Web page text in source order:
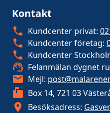
Kontakt
Kundcenter privat:
Kundcenter företag:
Kundcenter
Felanmälan dygnet
Mejl:
Box 14, 721 03
Besöksadress: